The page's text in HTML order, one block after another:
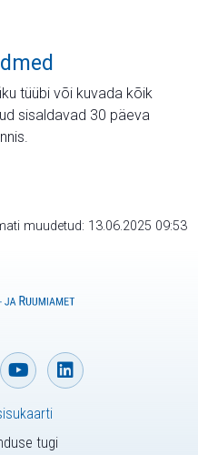
tüübi või kuvada kõik
sisaldavad 30 päeva
muudetud: 13.06.2025 09:53
tugi